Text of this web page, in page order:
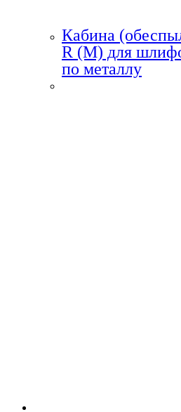
Кабина
R (M) для
по металлу